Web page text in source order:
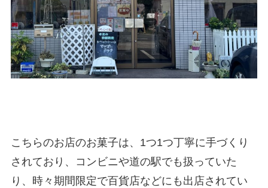
こちらのお店のお菓子は、1つ1つ丁寧に手づくり
されており、コンビニや道の駅でも扱っていた
り、時々期間限定で百貨店などにも出店されてい